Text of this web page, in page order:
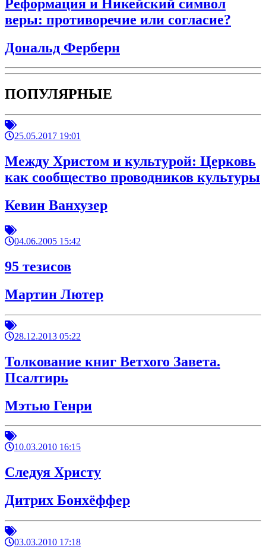
Реформация и Никейский символ
веры: противоречие или согласие?
Дональд Ферберн
ПОПУЛЯРНЫЕ
25.05.2017 19:01
Между Христом и культурой: Церковь
как сообщество проводников культуры
Кевин Ванхузер
04.06.2005 15:42
95 тезисов
Мартин Лютер
28.12.2013 05:22
Толкование книг Ветхого Завета.
Псалтирь
Мэтью Генри
10.03.2010 16:15
Следуя Христу
Дитрих Бонхёффер
03.03.2010 17:18